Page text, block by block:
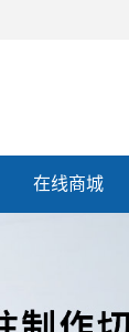
在线商城